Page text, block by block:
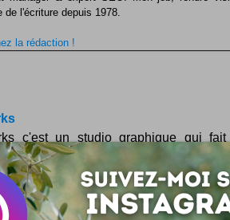
l'écriture depuis 1978.
la rédaction !
c'est un studio graphique qui
qui en tient boutique sur le web ...
... les belles images